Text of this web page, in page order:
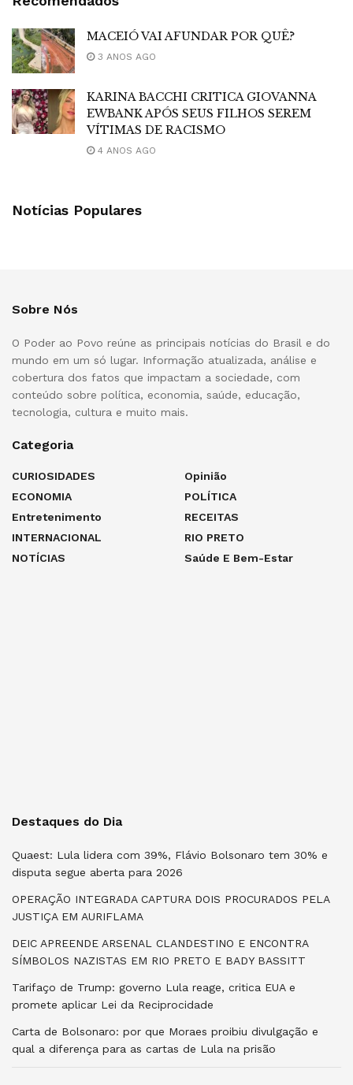
MACEIÓ VAI AFUNDAR POR QUÊ?
3 ANOS AGO
KARINA BACCHI CRITICA GIOVANNA
EWBANK APÓS SEUS FILHOS SEREM
VÍTIMAS DE RACISMO
4 ANOS AGO
Notícias Populares
Sobre Nós
O Poder ao Povo reúne as principais notícias do Brasil e do
mundo em um só lugar. Informação atualizada, análise e
cobertura dos fatos que impactam a sociedade, com
conteúdo sobre política, economia, saúde, educação,
tecnologia, cultura e muito mais.
Categoria
CURIOSIDADES
ECONOMIA
Entretenimento
INTERNACIONAL
NOTÍCIAS
Opinião
POLÍTICA
RECEITAS
RIO PRETO
Saúde E Bem-Estar
Destaques do Dia
Quaest: Lula lidera com 39%, Flávio Bolsonaro tem 30% e
disputa segue aberta para 2026
OPERAÇÃO INTEGRADA CAPTURA DOIS PROCURADOS PELA
JUSTIÇA EM AURIFLAMA
DEIC APREENDE ARSENAL CLANDESTINO E ENCONTRA
SÍMBOLOS NAZISTAS EM RIO PRETO E BADY BASSITT
Tarifaço de Trump: governo Lula reage, critica EUA e
promete aplicar Lei da Reciprocidade
Carta de Bolsonaro: por que Moraes proibiu divulgação e
qual a diferença para as cartas de Lula na prisão